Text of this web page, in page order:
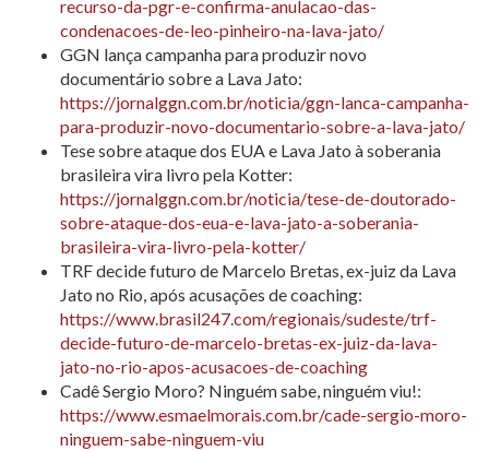
recurso-da-pgr-e-confirma-anulacao-das-
condenacoes-de-leo-pinheiro-na-lava-jato/
GGN lança campanha para produzir novo
documentário sobre a Lava Jato:
https://jornalggn.com.br/noticia/ggn-lanca-campanha-
para-produzir-novo-documentario-sobre-a-lava-jato/
Tese sobre ataque dos EUA e Lava Jato à soberania
brasileira vira livro pela Kotter:
https://jornalggn.com.br/noticia/tese-de-doutorado-
sobre-ataque-dos-eua-e-lava-jato-a-soberania-
brasileira-vira-livro-pela-kotter/
TRF decide futuro de Marcelo Bretas, ex-juiz da Lava
Jato no Rio, após acusações de coaching:
https://www.brasil247.com/regionais/sudeste/trf-
decide-futuro-de-marcelo-bretas-ex-juiz-da-lava-
jato-no-rio-apos-acusacoes-de-coaching
Cadê Sergio Moro? Ninguém sabe, ninguém viu!:
https://www.esmaelmorais.com.br/cade-sergio-moro-
ninguem-sabe-ninguem-viu